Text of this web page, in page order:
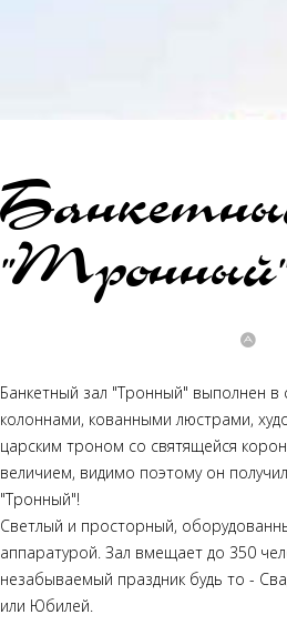
Банкетный зал "Тронный" выполнен в
колоннами, кованными люстрами,
царским троном со святящейся
величием, видимо поэтому он
"Тронный"!
Светлый и просторный,
аппаратурой. Зал вмещает до 350
незабываемый праздник будь то -
или Юбилей.